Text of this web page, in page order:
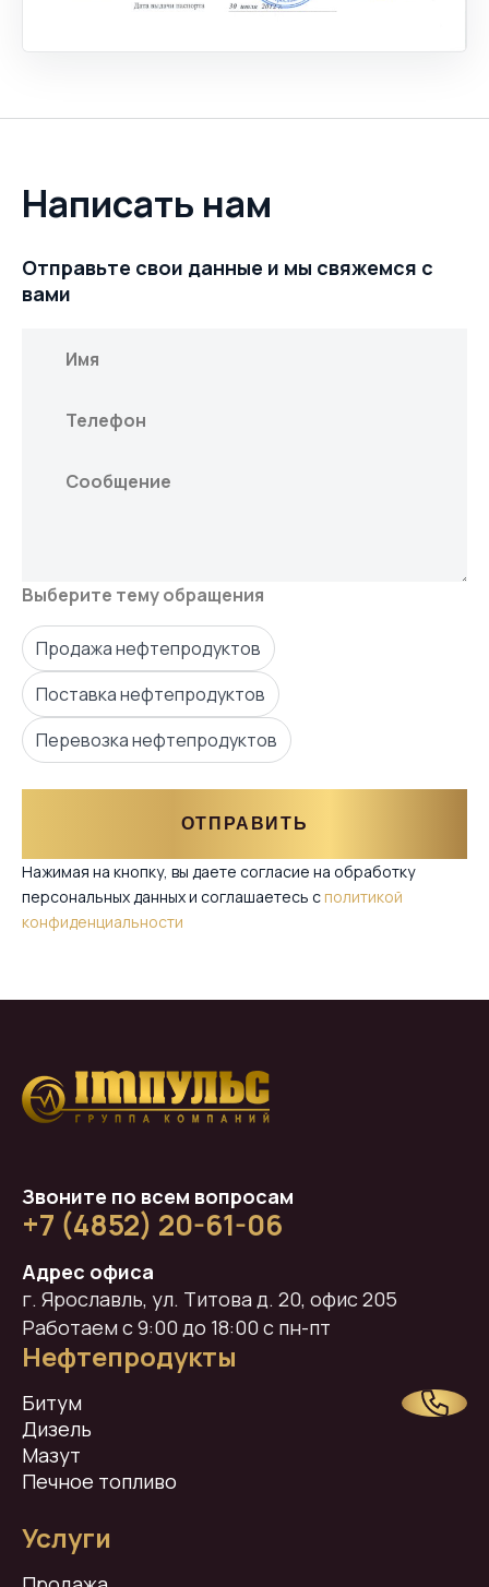
Написать нам
Отправьте свои данные и мы свяжемся с
вами
Выберите тему обращения
Продажа нефтепродуктов
Поставка нефтепродуктов
Перевозка нефтепродуктов
ОТПРАВИТЬ
Нажимая на кнопку, вы даете согласие на обработку
персональных данных и соглашаетесь c политикой
конфиденциальности
Звоните по всем вопросам
+7 (4852) 20-61-06
Адрес офиса
г. Ярославль, ул. Титова д. 20, офис 205
Работаем с 9:00 до 18:00 с пн-пт
Нефтепродукты
Битум
Дизель
Мазут
Печное топливо
Услуги